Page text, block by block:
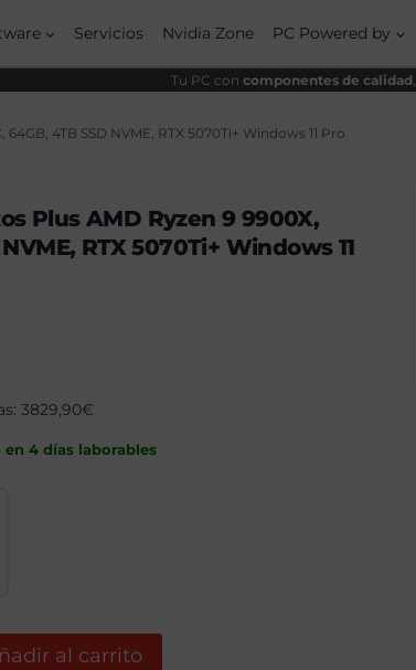
Servicios Nvidia Zone PC Powered by
Tu PC con componentes de calidad,
4TB SSD NVME, RTX 5070Ti+ Windows 11 Pro
Plus AMD Ryzen 9 9900X,
RTX 5070Ti+ Windows 11
3829,90€
4 días laborables
al carrito
era:
4689,00€.
es:
4079,99€.